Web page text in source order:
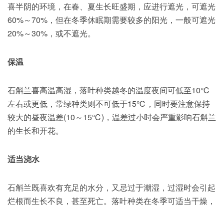
喜半阴的环境，在春、夏生长旺盛期，应进行遮光，可遮光
60%～70%，但在冬季休眠期需要较多的阳光，一般可遮光
20%～30%，或不遮光。
保温
石斛兰喜高温高湿，落叶种类越冬的温度夜间可低至10℃
左右或更低，常绿种类则不可低于15℃，同时要注意保持
较大的昼夜温差(10～15℃)，温差过小时会严重影响石斛兰
的生长和开花。
适当浇水
石斛兰既喜欢有充足的水分，又忌过于潮湿，过湿时会引起
烂根而生长不良，甚至死亡。落叶种类在冬季可适当干燥，